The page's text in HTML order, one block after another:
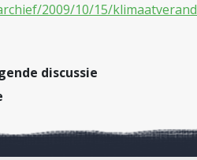
2009/10/15/
discussie